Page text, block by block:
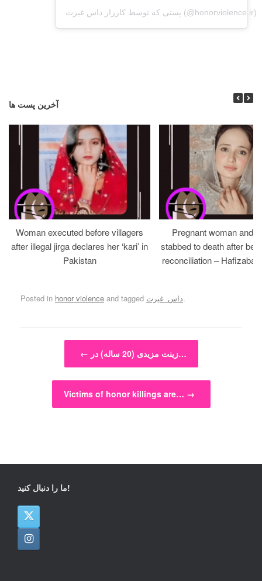
پستی که توسط کارزار داس غیرت (@honorviolence.ir)
آخرین پست ها
Woman executed before villagers
after illegal jirga declares her ‘kari’ in
Pakistan
Pregnant woman and
stabbed to death after
reconciliation –
Posted in honor violence and tagged داس_غیرت.
← زینت مزیدی (20 ساله) در…
Victims of honor killings are… →
ما را دنبال کنید!